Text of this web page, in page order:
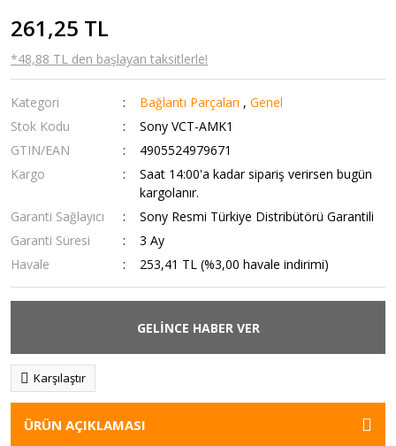
261,25 TL
*48,88 TL den başlayan taksitlerle!
Kategori Bağlantı Parçaları ,Genel
Stok Kodu
Sony VCT-AMK1
GTIN/EAN
4905524979671
Kargo
Saat 14:00'a kadar sipariş verirsen bugün
kargolanır.
Garanti Sağlayıcı
Sony Resmi Türkiye Distribütörü Garantili
Garanti Süresi
3 Ay
Havale
253,41 TL (%3,00 havale indirimi)
GELİNCE HABER VER
Karşılaştır
ÜRÜN AÇIKLAMASI